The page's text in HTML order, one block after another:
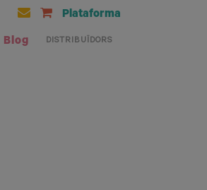
Plataforma
Blog DISTRIBUÏDORS